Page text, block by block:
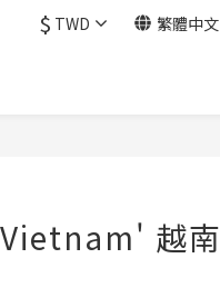
$ TWD 繁體中文
越南